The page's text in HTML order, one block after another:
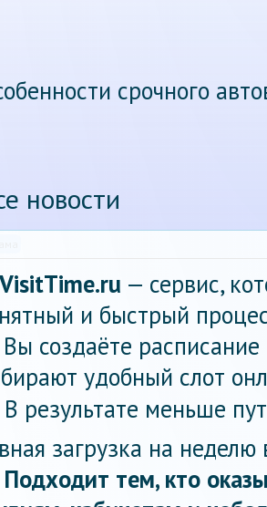
срочного
новости
VisitTime.ru — сервис,
и быстрый
создаёте
удобный слот
результате меньше
загрузка на неделю
Подходит тем, кто